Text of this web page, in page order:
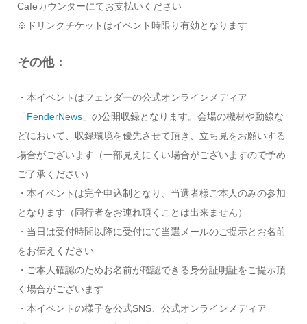
Cafeカウンターにてお支払いください
※ドリンクチケットはイベント時限り有効となります
その他：
・本イベントはフェンダーの公式オンラインメディア
「 FenderNews」の公開収録となります。会場の機材や動線な
どにおいて、収録環境を優先させて頂き、立ち見をお願いする
場合がございます（一部見えにくい場合がございますので予め
ご了承ください）
・本イベントは完全申込制となり、当選者様ご本人のみの参加
となります（同行者をお連れ頂くことは出来ません）
・当日は受付時間以降に受付にて当選メールのご提示とお名前
をお伝えください
・ご本人確認のためお名前が確認できる身分証明証をご提示頂
く場合がございます
・本イベントの様子を公式SNS、公式オンラインメディア